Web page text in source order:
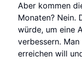
Aber kommen
Monaten? Nein.
würde, um eine
verbessern.
erreichen will